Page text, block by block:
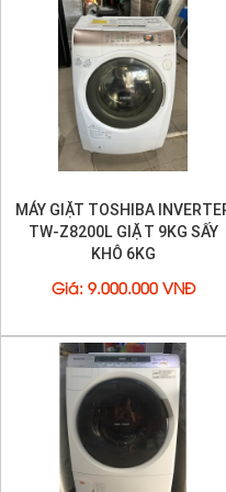
- Chế độ giặtIon
nước. Giặt áo quần da,
Máy được sản xuất tại
Miễn phí giao hàng lắp
- tặng biến áp đổi
MÁY GIẶT TOSHIBA
TW-Z8200L GIẶT 9KG SẤY
KHÔ 6KG
Giá : 9.000.000 VNĐ